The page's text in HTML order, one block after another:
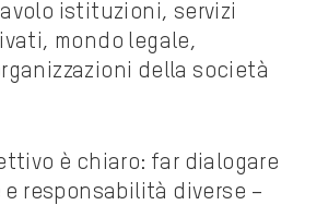
istituzioni, servizi
mondo legale,
della società
è chiaro: far dialogare
responsabilità diverse –